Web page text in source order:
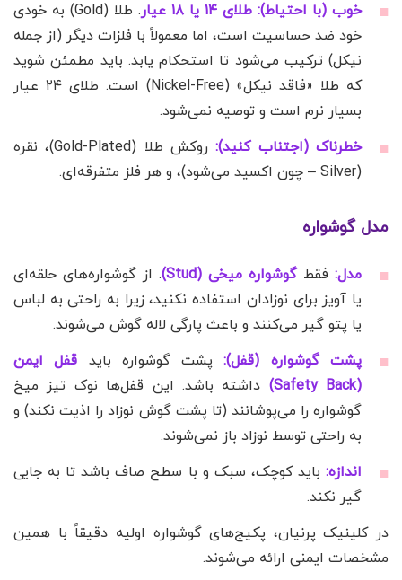
خوب (با احتیاط): طلای ۱۴ یا ۱۸ عیار
. طلا (Gold) به خودی
خود ضد حساسیت است، اما معمولاً با فلزات دیگر (از جمله
نیکل) ترکیب می‌شود تا استحکام یابد. باید مطمئن شوید
که طلا «فاقد نیکل» (Nickel-Free) است. طلای ۲۴ عیار
بسیار نرم است و توصیه نمی‌شود.
خطرناک (اجتناب کنید):
روکش طلا (Gold-Plated)، نقره
(Silver – چون اکسید می‌شود)، و هر فلز متفرقه‌ای.
مدل گوشواره
مدل: فقطگوشواره میخی (Stud)
. از گوشواره‌های حلقه‌ای
یا آویز برای نوزادان استفاده نکنید، زیرا به راحتی به لباس
یا پتو گیر می‌کنند و باعث پارگی لاله گوش می‌شوند.
پشت گوشواره (قفل):پشت گوشواره باید قفل ایمن
(Safety Back)
داشته باشد. این قفل‌ها نوک تیز میخ
گوشواره را می‌پوشانند (تا پشت گوش نوزاد را اذیت نکند) و
به راحتی توسط نوزاد باز نمی‌شوند.
اندازه: باید کوچک، سبک و با سطح صاف باشد تا به جایی
گیر نکند.
در کلینیک پرنیان، پکیج‌های گوشواره اولیه دقیقاً با همین
مشخصات ایمنی ارائه می‌شوند.